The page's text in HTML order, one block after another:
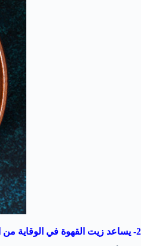
2- يساعد زيت القهوة في الوقاية من الأمراض المزمنة